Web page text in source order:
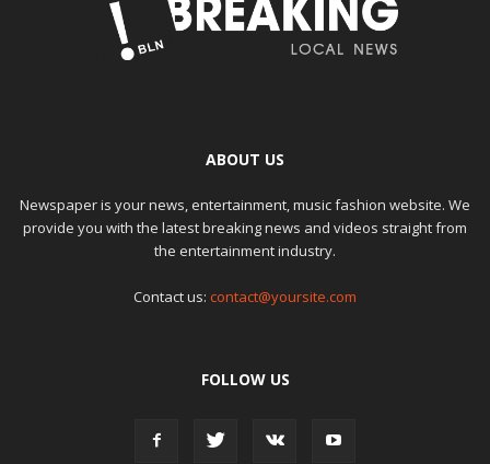
ABOUT US
Newspaper is your news, entertainment, music fashion website. We
provide you with the latest breaking news and videos straight from
the entertainment industry.
Contact us: contact@yoursite.com
FOLLOW US